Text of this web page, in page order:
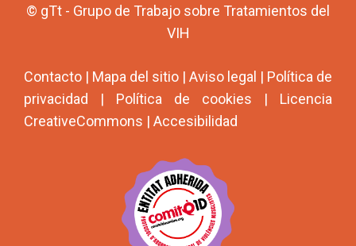
© gTt - Grupo de Trabajo sobre Tratamientos del
VIH
Contacto | Mapa del sitio | Aviso legal | Política de
privacidad | Política de cookies | Licencia
CreativeCommons | Accesibilidad